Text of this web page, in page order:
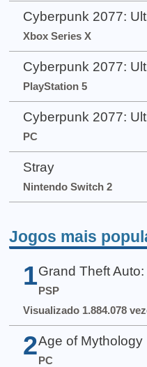
Cyberpunk 2077:
Xbox Series X
Cyberpunk 2077:
PlayStation 5
Cyberpunk 2077:
PC
Stray
Nintendo Switch 2
Jogos mais
1 Grand Theft
PSP
Visualizado 1.884.078
2 Age of Mythology
PC